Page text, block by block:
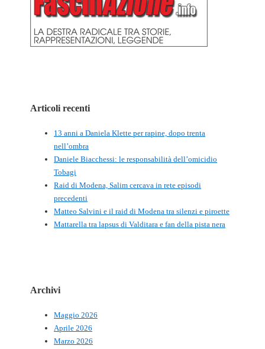
Articoli recenti
13 anni a Daniela Klette per rapine, dopo trenta
nell’ombra
Daniele Biacchessi: le responsabilità dell’omicidio
Tobagi
Raid di Modena, Salim cercava in rete episodi
precedenti
Matteo Salvini e il raid di Modena tra silenzi e piroette
Mattarella tra lapsus di Valditara e fan della pista nera
Archivi
Maggio 2026
Aprile 2026
Marzo 2026